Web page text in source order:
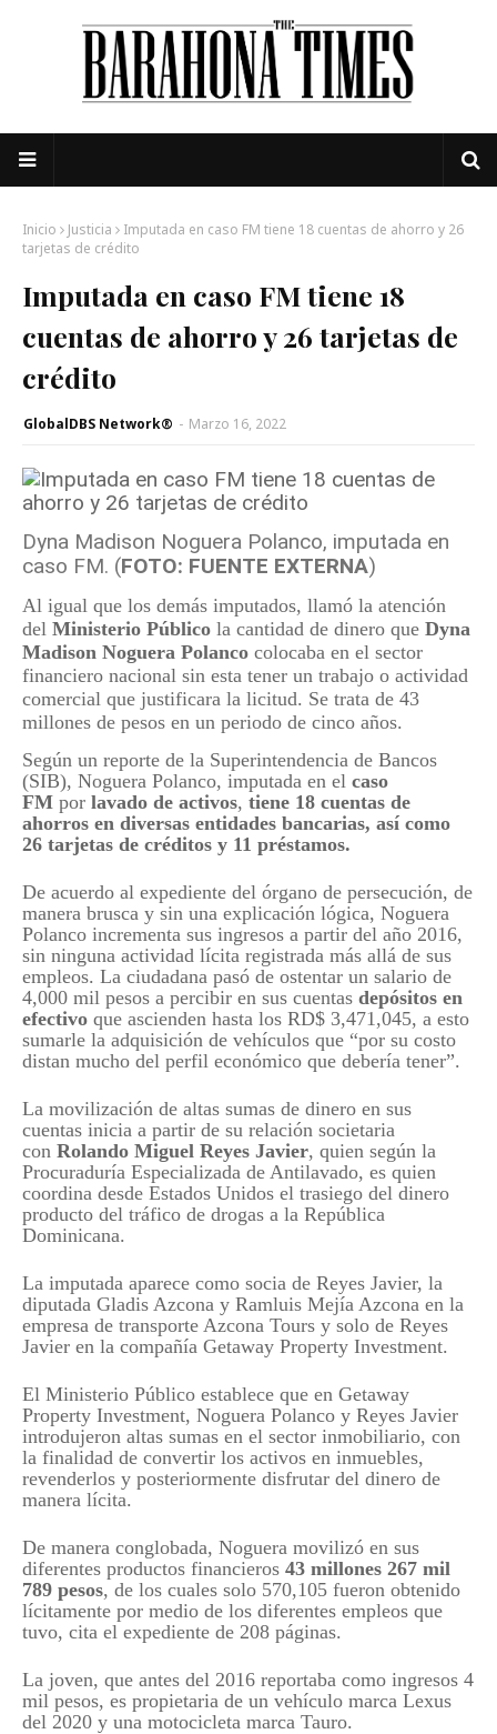
Inicio Justicia
Imputada en caso FM tiene 18 cuentas de ahorro y 26
tarjetas de crédito
Imputada en caso FM tiene 18
cuentas de ahorro y 26 tarjetas de
crédito
GlobalDBS Network® - Marzo 16, 2022
Dyna Madison Noguera Polanco, imputada en
caso FM. (FOTO: FUENTE EXTERNA)
Al igual que los demás imputados, llamó la atención
del Ministerio Público la cantidad de dinero que Dyna
Madison Noguera Polanco colocaba en el sector
financiero nacional sin esta tener un trabajo o actividad
comercial que justificara la licitud. Se trata de 43
millones de pesos en un periodo de cinco años.
Según un reporte de la Superintendencia de Bancos
(SIB), Noguera Polanco, imputada en el caso
FM por lavado de activos, tiene 18 cuentas de
ahorros en diversas entidades bancarias, así como
26 tarjetas de créditos y 11 préstamos.
De acuerdo al expediente del órgano de persecución, de
manera brusca y sin una explicación lógica, Noguera
Polanco incrementa sus ingresos a partir del año 2016,
sin ninguna actividad lícita registrada más allá de sus
empleos. La ciudadana pasó de ostentar un salario de
4,000 mil pesos a percibir en sus cuentas depósitos en
efectivo que ascienden hasta los RD$ 3,471,045, a esto
sumarle la adquisición de vehículos que “por su costo
distan mucho del perfil económico que debería tener”.
La movilización de altas sumas de dinero en sus
cuentas inicia a partir de su relación societaria
con Rolando Miguel Reyes Javier, quien según la
Procuraduría Especializada de Antilavado, es quien
coordina desde Estados Unidos el trasiego del dinero
producto del tráfico de drogas a la República
Dominicana.
La imputada aparece como socia de Reyes Javier, la
diputada Gladis Azcona y Ramluis Mejía Azcona en la
empresa de transporte Azcona Tours y solo de Reyes
Javier en la compañía Getaway Property Investment.
El Ministerio Público establece que en Getaway
Property Investment, Noguera Polanco y Reyes Javier
introdujeron altas sumas en el sector inmobiliario, con
la finalidad de convertir los activos en inmuebles,
revenderlos y posteriormente disfrutar del dinero de
manera lícita.
De manera conglobada, Noguera movilizó en sus
diferentes productos financieros 43 millones 267 mil
789 pesos, de los cuales solo 570,105 fueron obtenido
lícitamente por medio de los diferentes empleos que
tuvo, cita el expediente de 208 páginas.
La joven, que antes del 2016 reportaba como ingresos 4
mil pesos, es propietaria de un vehículo marca Lexus
del 2020 y una motocicleta marca Tauro.